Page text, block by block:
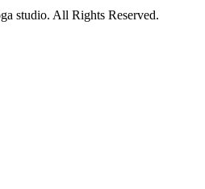
studio. All Rights Reserved.